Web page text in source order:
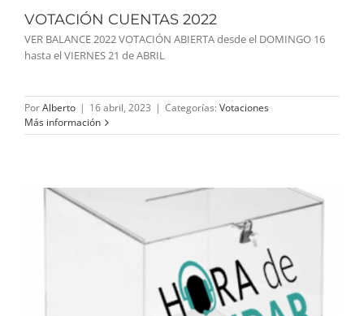
VOTACIÓN CUENTAS 2022
VER BALANCE 2022 VOTACIÓN ABIERTA desde el DOMINGO 16
hasta el VIERNES 21 de ABRIL
PorAlberto | 16 abril, 2023 | Categorías: Votaciones
Más información